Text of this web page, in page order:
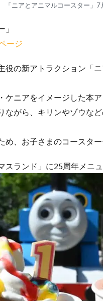
「ニアとアニマルコースター」
」
ージ
役の新アトラクション「
ケニアをイメージした本
ながら、キリンやゾウな
め、お子さまのコースタ
ランド」に25周年メニュ